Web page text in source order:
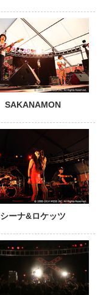
SAKANAMON
シーナ&ロケッツ